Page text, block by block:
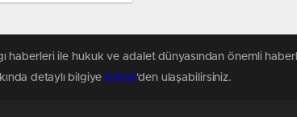
Kalıyor?
haberleri ile hukuk ve adalet dünyasından önemli
detaylı bilgiye Künye'den ulaşabilirsiniz.